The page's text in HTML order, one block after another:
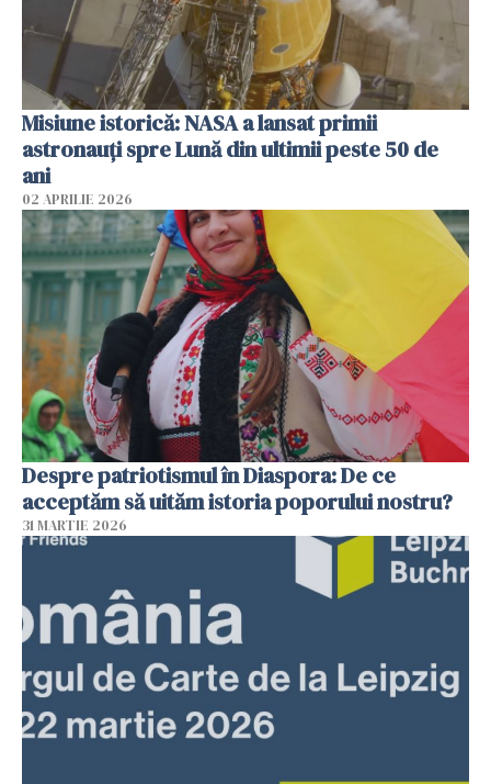
Misiune istorică: NASA a lansat primii
astronauţi spre Lună din ultimii peste 50 de
ani
02 APRILIE 2026
Despre patriotismul în Diaspora: De ce
acceptăm să uităm istoria poporului nostru?
31 MARTIE 2026